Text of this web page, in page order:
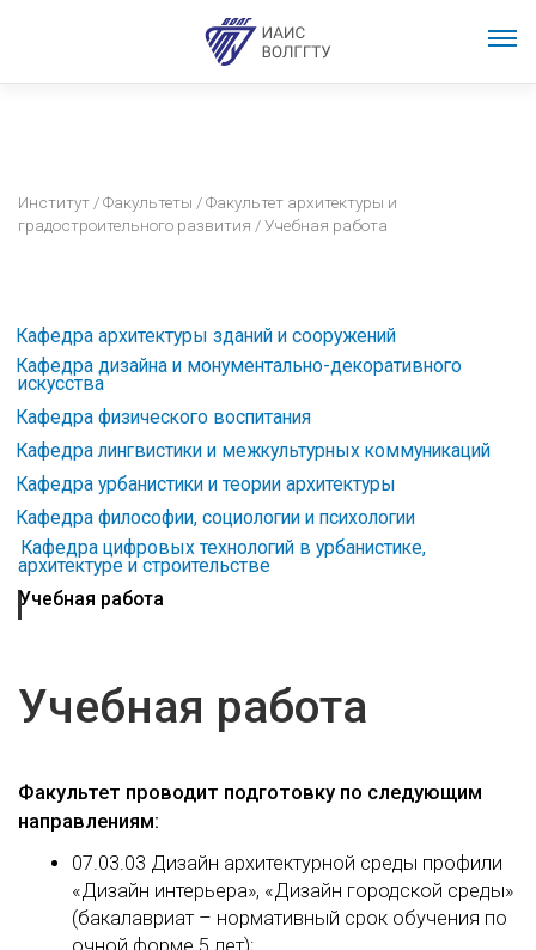
Институт /Факультеты /Факультет архитектуры и
градостроительного развития / Учебная работа
Кафедра архитектуры зданий и сооружений
Кафедра дизайна и монументально-декоративного
искусства
Кафедра физического воспитания
Кафедра лингвистики и межкультурных коммуникаций
Кафедра урбанистики и теории архитектуры
Кафедра философии, социологии и психологии
Кафедра цифровых технологий в урбанистике,
архитектуре и строительстве
Учебная работа
Учебная работа
Факультет проводит подготовку по следующим
направлениям:
07.03.03 Дизайн архитектурной среды профили
«Дизайн интерьера», «Дизайн городской среды»
(бакалавриат – нормативный срок обучения по